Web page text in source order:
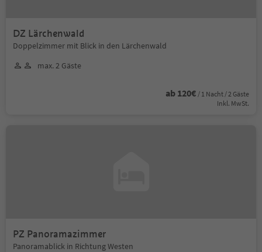
DZ Lärchenwald
Doppelzimmer mit Blick in den Lärchenwald
max. 2 Gäste
ab 120€ / 1 Nacht / 2 Gäste
Inkl. MwSt.
PZ Panoramazimmer
Panoramablick in Richtung Westen